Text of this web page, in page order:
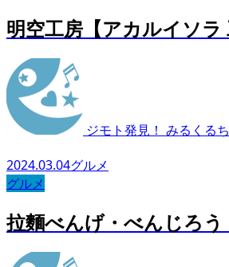
明空工房【アカルイソ
ジモト発見！ みるくる
2024.03.04グルメ
グルメ
拉麵べんげ・べんじろ